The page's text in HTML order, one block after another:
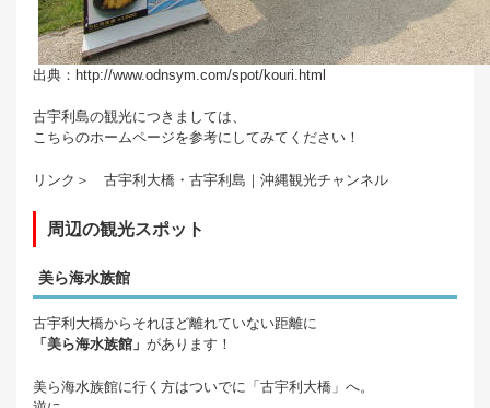
出典：http://www.odnsym.com/spot/kouri.html
古宇利島の観光につきましては、
こちらのホームページを参考にしてみてください！
リンク＞ 古宇利大橋・古宇利島｜沖縄観光チャンネル
周辺の観光スポット
美ら海水族館
古宇利大橋からそれほど離れていない距離に
「美ら海水族館」 があります！
美ら海水族館に行く方はついでに「古宇利大橋」へ。